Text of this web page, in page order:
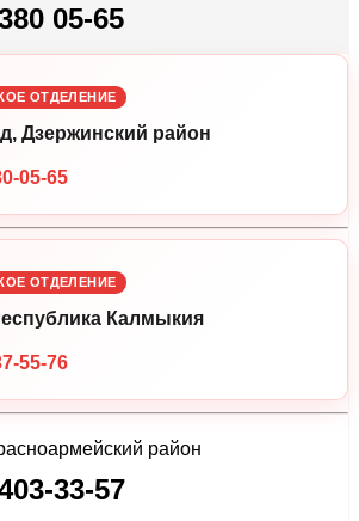
05-65
ОТДЕЛЕНИЕ
Дзержинский район
05-65
ОТДЕЛЕНИЕ
Калмыкия
55-76
район
33-57